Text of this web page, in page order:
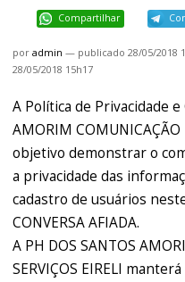
Compartilhar
poradmin — publicado 28/05/2018
28/05/2018 15h17
A Política de Privacidade e
AMORIM COMUNICAÇÃO
objetivo demonstrar o
a privacidade das
cadastro de usuários
CONVERSA AFIADA.
A PH DOS SANTOS
SERVIÇOS EIRELI